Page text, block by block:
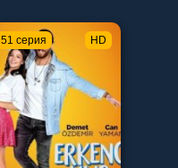
51 серия HD